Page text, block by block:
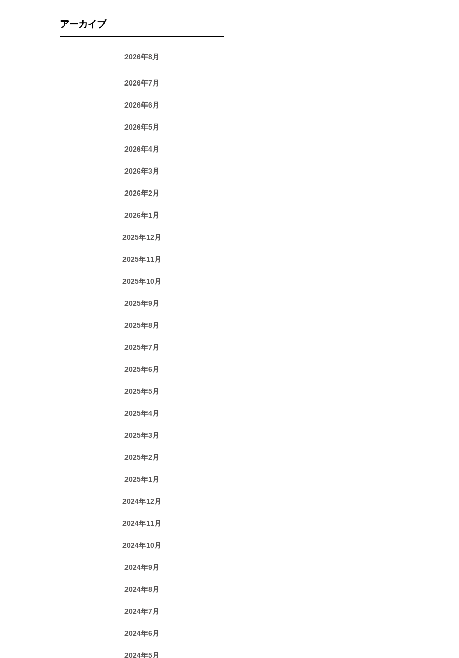
アーカイブ
2026年8月
2026年7月
2026年6月
2026年5月
2026年4月
2026年3月
2026年2月
2026年1月
2025年12月
2025年11月
2025年10月
2025年9月
2025年8月
2025年7月
2025年6月
2025年5月
2025年4月
2025年3月
2025年2月
2025年1月
2024年12月
2024年11月
2024年10月
2024年9月
2024年8月
2024年7月
2024年6月
2024年5月